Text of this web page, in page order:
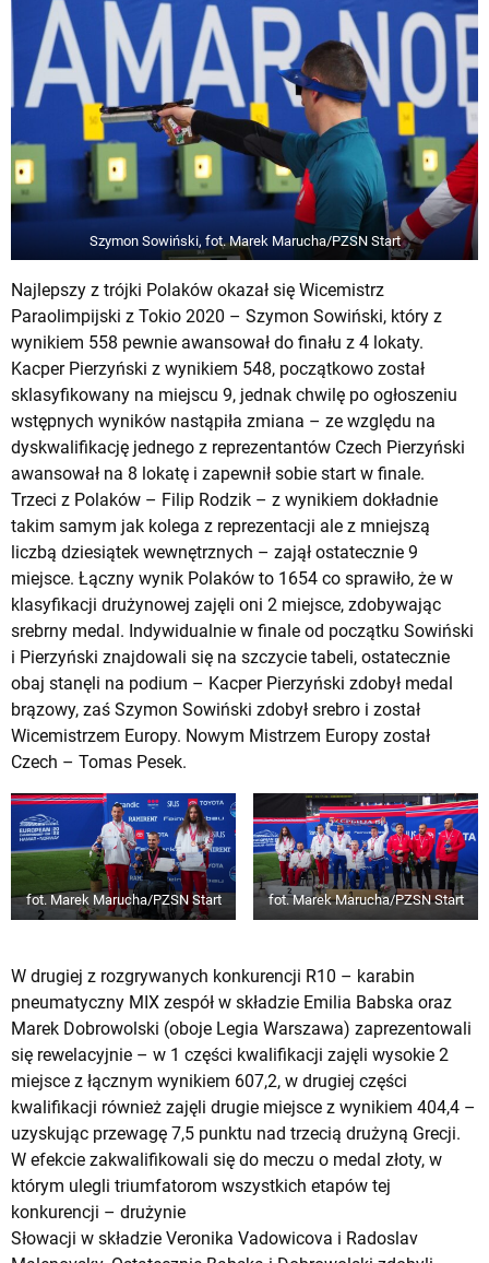
Szymon Sowiński, fot. Marek Marucha/PZSN Start
Najlepszy z trójki Polaków okazał się Wicemistrz
Paraolimpijski z Tokio 2020 – Szymon Sowiński, który z
wynikiem 558 pewnie awansował do finału z 4 lokaty.
Kacper Pierzyński z wynikiem 548, początkowo został
sklasyfikowany na miejscu 9, jednak chwilę po ogłoszeniu
wstępnych wyników nastąpiła zmiana – ze względu na
dyskwalifikację jednego z reprezentantów Czech Pierzyński
awansował na 8 lokatę i zapewnił sobie start w finale.
Trzeci z Polaków – Filip Rodzik – z wynikiem dokładnie
takim samym jak kolega z reprezentacji ale z mniejszą
liczbą dziesiątek wewnętrznych – zajął ostatecznie 9
miejsce. Łączny wynik Polaków to 1654 co sprawiło, że w
klasyfikacji drużynowej zajęli oni 2 miejsce, zdobywając
srebrny medal. Indywidualnie w finale od początku Sowiński
i Pierzyński znajdowali się na szczycie tabeli, ostatecznie
obaj stanęli na podium – Kacper Pierzyński zdobył medal
brązowy, zaś Szymon Sowiński zdobył srebro i został
Wicemistrzem Europy. Nowym Mistrzem Europy został
Czech – Tomas Pesek.
fot. Marek Marucha/PZSN Start fot. Marek Marucha/PZSN Start
W drugiej z rozgrywanych konkurencji R10 – karabin
pneumatyczny MIX zespół w składzie Emilia Babska oraz
Marek Dobrowolski (oboje Legia Warszawa) zaprezentowali
się rewelacyjnie – w 1 części kwalifikacji zajęli wysokie 2
miejsce z łącznym wynikiem 607,2, w drugiej części
kwalifikacji również zajęli drugie miejsce z wynikiem 404,4 –
uzyskując przewagę 7,5 punktu nad trzecią drużyną Grecji.
W efekcie zakwalifikowali się do meczu o medal złoty, w
którym ulegli triumfatorom wszystkich etapów tej
konkurencji – drużynie
Słowacji w składzie Veronika Vadowicova i Radoslav